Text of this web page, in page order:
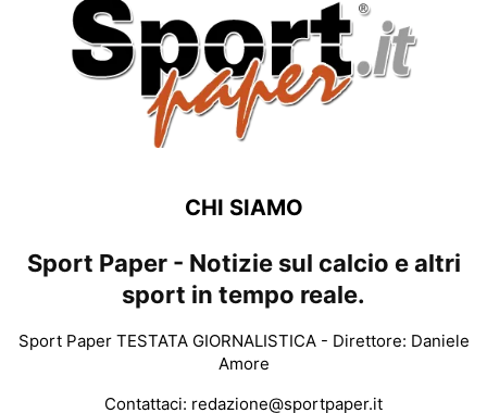
CHI SIAMO
Sport Paper - Notizie sul calcio e altri
sport in tempo reale.
Sport Paper TESTATA GIORNALISTICA - Direttore: Daniele
Amore
Contattaci: redazione@sportpaper.it